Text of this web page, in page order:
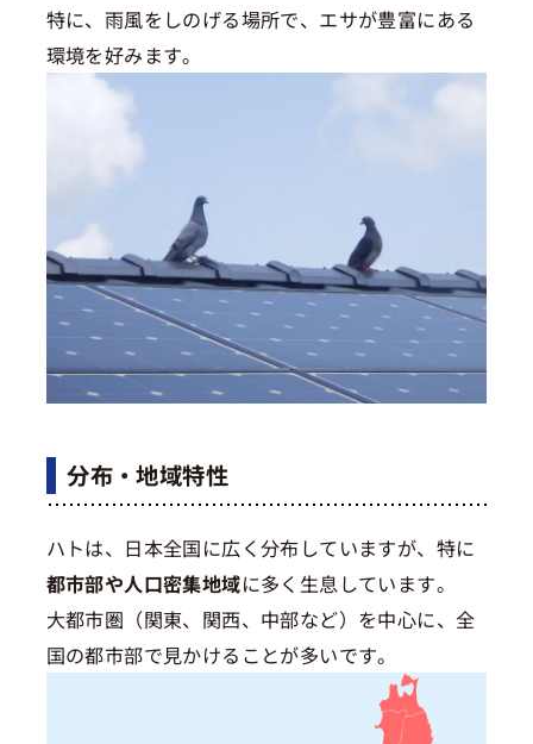
特に、雨風をしのげる場所で、エサが豊富にある
環境を好みます。
分布・地域特性
ハトは、日本全国に広く分布していますが、特に
都市部や人口密集地域に多く生息しています。
大都市圏（関東、関西、中部など）を中心に、全
国の都市部で見かけることが多いです。